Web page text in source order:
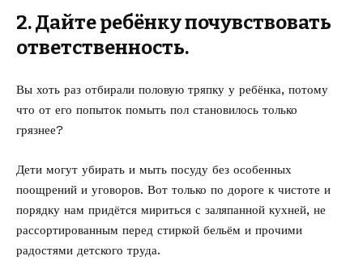
2. Дайте ребёнку почувствовать
ответственность.
Вы хоть раз отбирали половую тряпку у ребёнка, потому
что от его попыток помыть пол становилось только
грязнее?
Дети могут убирать и мыть посуду без особенных
поощрений и уговоров. Вот только по дороге к чистоте и
порядку нам придётся мириться с заляпанной кухней, не
рассортированным перед стиркой бельём и прочими
радостями детского труда.